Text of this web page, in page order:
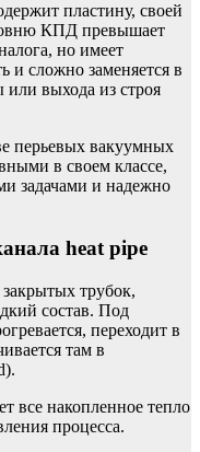
пластину, своей
КПД превышает
но имеет
и сложно заменяется в
или выхода из строя
перьевых вакуумных
в своем классе,
задачами и надежно
heat pipe
трубок,
состав. Под
переходит в
там в
все накопленное тепло
процесса.